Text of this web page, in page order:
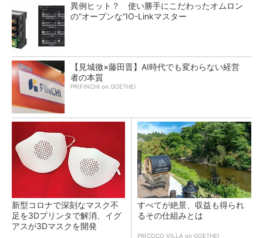
異例ヒット？ 使い勝手にこだわったオムロン
の“オープンな”IO-Linkマスター
【見城徹×藤田晋】AI時代でも変わらない経営
者の本質
PR(FINCHI on GOETHE)
新型コロナで深刻なマスク不
足を3Dプリンタで解消、イグ
アスが3Dマスクを開発
すべてが絶景、収益も得られ
るその仕組みとは
PR(COCO VILLA on GOETHE)